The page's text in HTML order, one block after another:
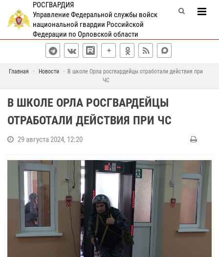
РОСГВАРДИЯ
Управление Федеральной службы войск
национальной гвардии Российской
Федерации по Орловской области
Главная Новости
В школе Орла росгвардейцы отработали действия при
ЧС
В ШКОЛЕ ОРЛА РОСГВАРДЕЙЦЫ
ОТРАБОТАЛИ ДЕЙСТВИЯ ПРИ ЧС
29 августа 2024, 12:20